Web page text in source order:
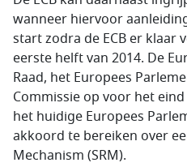
wanneer hiervoor
start zodra de ECB er klaar
eerste helft van 2014. De
Raad, het Europees
Commissie op voor het
het huidige Europees
akkoord te bereiken over
Mechanism (SRM).